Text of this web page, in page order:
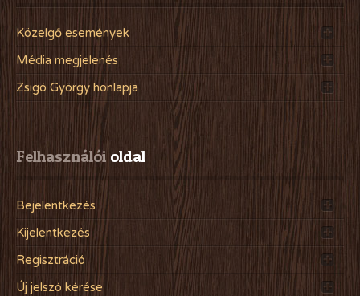
Közelgő események
Média megjelenés
Zsigó György honlapja
Felhasználói oldal
Bejelentkezés
Kijelentkezés
Regisztráció
Új jelszó kérése